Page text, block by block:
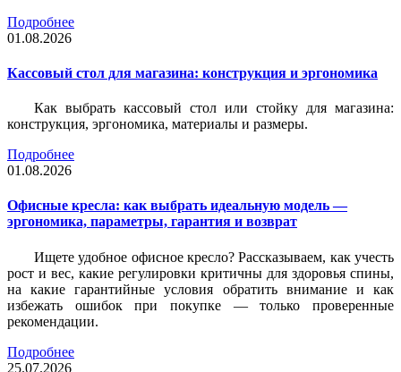
Подробнее
01.08.2026
Кассовый стол для магазина: конструкция и эргономика
Как выбрать кассовый стол или стойку для магазина:
конструкция, эргономика, материалы и размеры.
Подробнее
01.08.2026
Офисные кресла: как выбрать идеальную модель —
эргономика, параметры, гарантия и возврат
Ищете удобное офисное кресло? Рассказываем, как учесть
рост и вес, какие регулировки критичны для здоровья спины,
на какие гарантийные условия обратить внимание и как
избежать ошибок при покупке — только проверенные
рекомендации.
Подробнее
25.07.2026